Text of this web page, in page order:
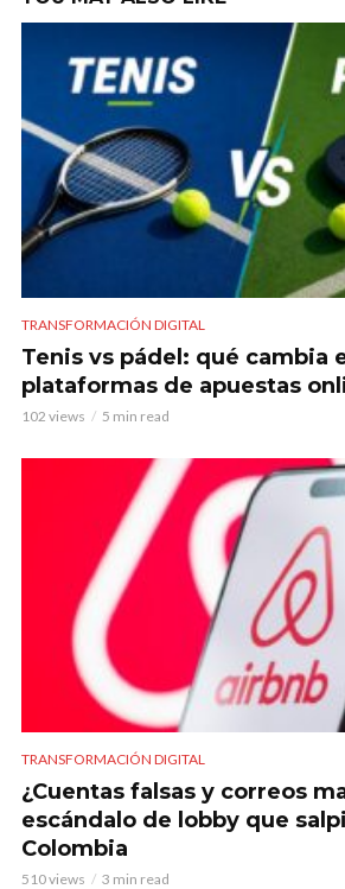
TRANSFORMACIÓN DIGITAL
Tenis vs pádel: qué cambia
plataformas de apuestas
102 views 5 min read
TRANSFORMACIÓN DIGITAL
¿Cuentas falsas y correos
escándalo de lobby que
Colombia
510 views 3 min read